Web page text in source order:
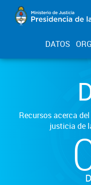
DATOS
Recursos acerca
justicia de